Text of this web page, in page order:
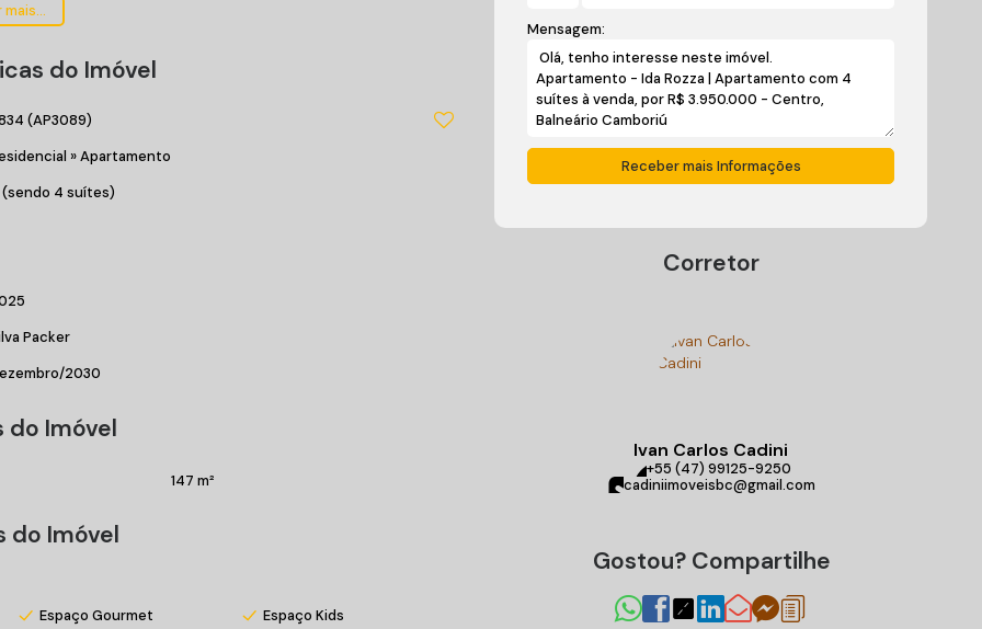
localizado, conectado e cercado pelo que Balneário
mais...
do Imóvel
(AP3089)
»Apartamento
(sendo 4 suítes)
Packer
2030
do Imóvel
147 m²
do Imóvel
Espaço Gourmet
Espaço Kids
Mensagem:
Corretor
Ivan Carlos Cadini
+55 (47) 99125-9250
cadiniimoveisbc@gmail.com
Gostou? Compartilhe